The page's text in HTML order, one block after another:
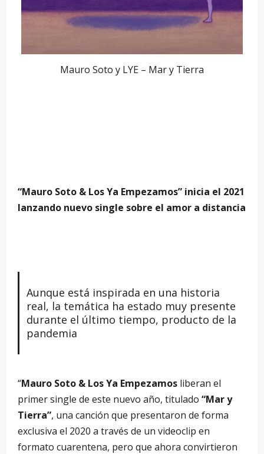
Mauro Soto y LYE – Mar y Tierra
“Mauro Soto & Los Ya Empezamos” inicia el 2021
lanzando nuevo single sobre el amor a distancia
Aunque está inspirada en una historia
real, la temática ha estado muy presente
durante el último tiempo, producto de la
pandemia
“Mauro Soto & Los Ya Empezamos liberan el
primer single de este nuevo año, titulado “Mar y
Tierra”, una canción que presentaron de forma
exclusiva el 2020 a través de un videoclip en
formato cuarentena, pero que ahora convirtieron